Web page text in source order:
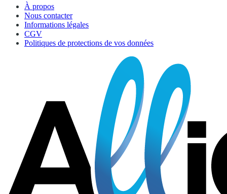
À propos
Nous contacter
Informations légales
CGV
Politiques de protections de vos données